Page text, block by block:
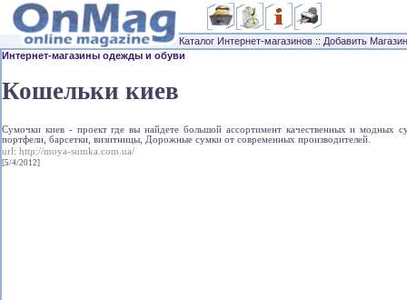
Каталог Интернет-магазинов :: Добавить Магазин
Интернет-магазины одежды и обуви
Кошельки киев
Сумочки киев - проект где вы найдете большой ассортимент качественных и модных
портфели, барсетки, визитницы, Дорожные сумки от современных производителей.
url: http://moya-sumka.com.ua/
[5/4/2012]